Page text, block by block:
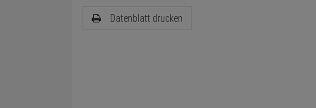
Datenblatt drucken